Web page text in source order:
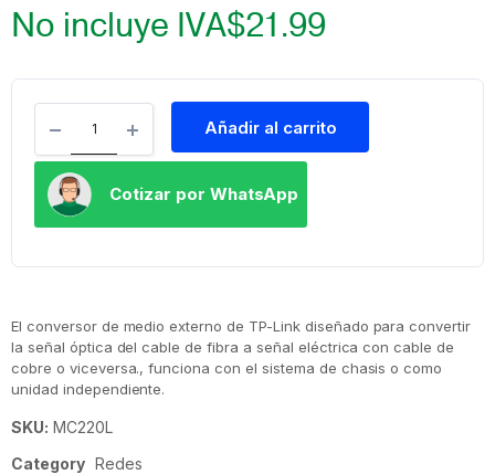
$21.99
No incluye IVA
Añadir al carrito
Cotizar por WhatsApp
El conversor de medio externo de TP-Link diseñado para convertir
la señal óptica del cable de fibra a señal eléctrica con cable de
cobre o viceversa., funciona con el sistema de chasis o como
unidad independiente.
SKU: MC220L
Category Redes